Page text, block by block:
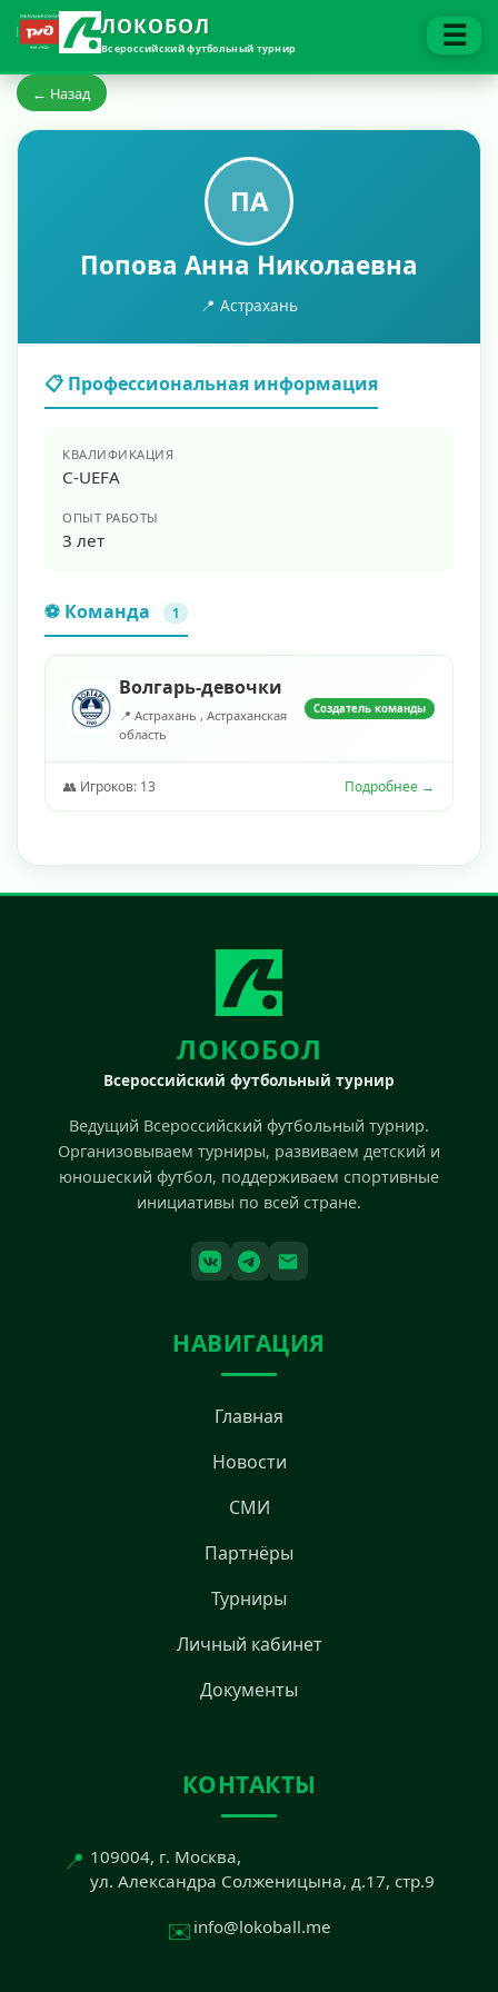
ЛОКОБОЛ
Всероссийский футбольный турнир ☰
← Назад
ПА
Попова Анна Николаевна
📍 Астрахань
📋 Профессиональная информация
КВАЛИФИКАЦИЯ
C-UEFA
ОПЫТ РАБОТЫ
3 лет
⚽ Команда 1
Волгарь-девочки
📍 Астрахань , Астраханская
область
Создатель команды
👥 Игроков: 13 Подробнее →
ЛОКОБОЛ
Всероссийский футбольный турнир
Ведущий Всероссийский футбольный турнир.
Организовываем турниры, развиваем детский и
юношеский футбол, поддерживаем спортивные
инициативы по всей стране.
НАВИГАЦИЯ
Главная
Новости
СМИ
Партнёры
Турниры
Личный кабинет
Документы
КОНТАКТЫ
📍 109004, г. Москва,
ул. Александра Солженицына, д.17, стр.9
✉️ info@lokoball.me